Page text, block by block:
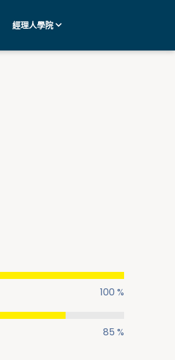
經理人學院
100 %
85 %